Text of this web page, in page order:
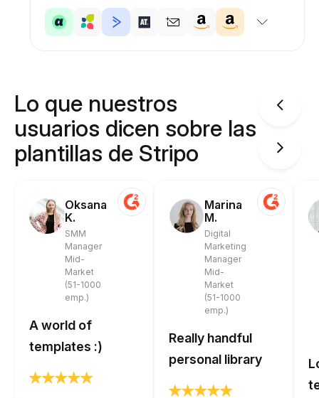
Lo que nuestros
usuarios dicen sobre las
plantillas de Stripo
Oksana
K.
SMM
Manager
Mid-
Market
(51-1000
emp.)
A world of
templates :)
Marina
M.
Digital
Marketing
Manager
Mid-
Market
(51-1000
emp.)
Really handful
personal library